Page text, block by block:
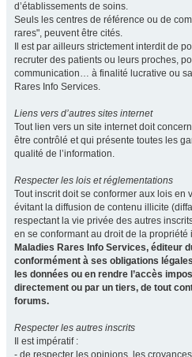
d’établissements de soins.
Seuls les centres de référence ou de
rares", peuvent être cités.
Il est par ailleurs strictement interdit de
recruter des patients ou leurs proches,
communication… à finalité lucrative ou
Rares Info Services.
Liens vers d’autres sites internet
Tout lien vers un site internet doit
être contrôlé et qui présente toutes les
qualité de l’information.
Respecter les lois et réglementations
Tout inscrit doit se conformer aux lois en
évitant la diffusion de contenu illicite
respectant la vie privée des autres
en se conformant au droit de la propriété
Maladies Rares Info Services, éditeur
conformément à ses obligations
les données ou en rendre l’accès
directement ou par un tiers, de tout
forums.
Respecter les autres inscrits
Il est impératif :
- de respecter les opinions, les